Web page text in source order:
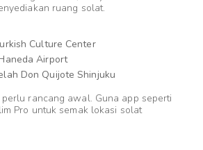
ruang solat.
Culture Center
Airport
Don Quijote Shinjuku
rancang awal. Guna app seperti
Pro untuk semak lokasi solat